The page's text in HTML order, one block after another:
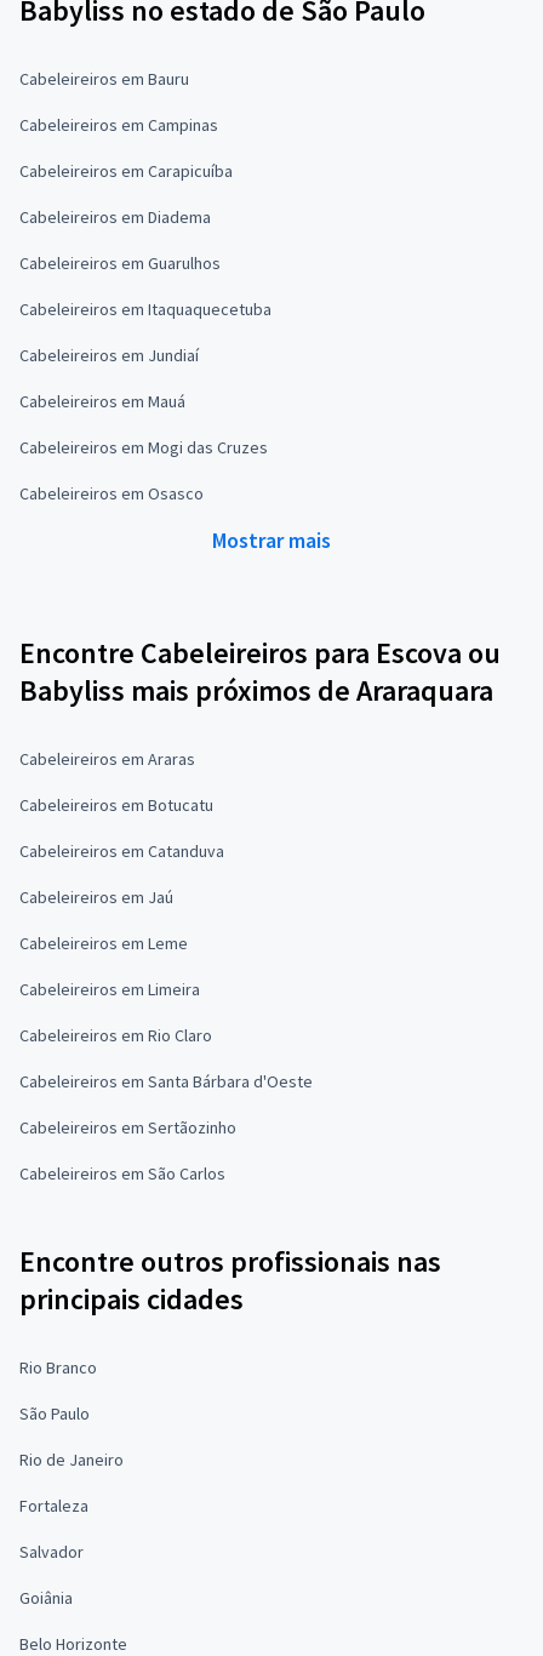
Babyliss no estado de São Paulo
Cabeleireiros em Bauru
Cabeleireiros em Campinas
Cabeleireiros em Carapicuíba
Cabeleireiros em Diadema
Cabeleireiros em Guarulhos
Cabeleireiros em Itaquaquecetuba
Cabeleireiros em Jundiaí
Cabeleireiros em Mauá
Cabeleireiros em Mogi das Cruzes
Cabeleireiros em Osasco
Mostrar mais
Encontre Cabeleireiros para Escova ou
Babyliss mais próximos de Araraquara
Cabeleireiros em Araras
Cabeleireiros em Botucatu
Cabeleireiros em Catanduva
Cabeleireiros em Jaú
Cabeleireiros em Leme
Cabeleireiros em Limeira
Cabeleireiros em Rio Claro
Cabeleireiros em Santa Bárbara d'Oeste
Cabeleireiros em Sertãozinho
Cabeleireiros em São Carlos
Encontre outros profissionais nas
principais cidades
Rio Branco
São Paulo
Rio de Janeiro
Fortaleza
Salvador
Goiânia
Belo Horizonte